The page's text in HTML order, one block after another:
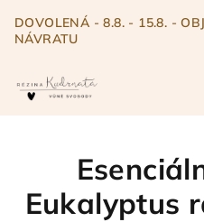
obsah
DOVOLENÁ - 8.8. - 15.8. -
NÁVRATU
Eukalyptus